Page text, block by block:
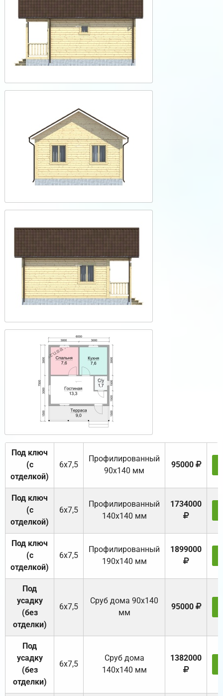
Под ключ
(с
отделкой)
6х7,5
Профилированный
90х140 мм
95000
Под ключ
(с
отделкой)
6х7,5
Профилированный
140х140 мм
1734000
Под ключ
(с
отделкой)
6х7,5
Профилированный
190х140 мм
1899000
Под
усадку
(без
отделки)
6х7,5
Cруб дома 90x140
мм
95000
Под
усадку
(без
отделки)
6х7,5
Cруб дома
140х140 мм
1382000